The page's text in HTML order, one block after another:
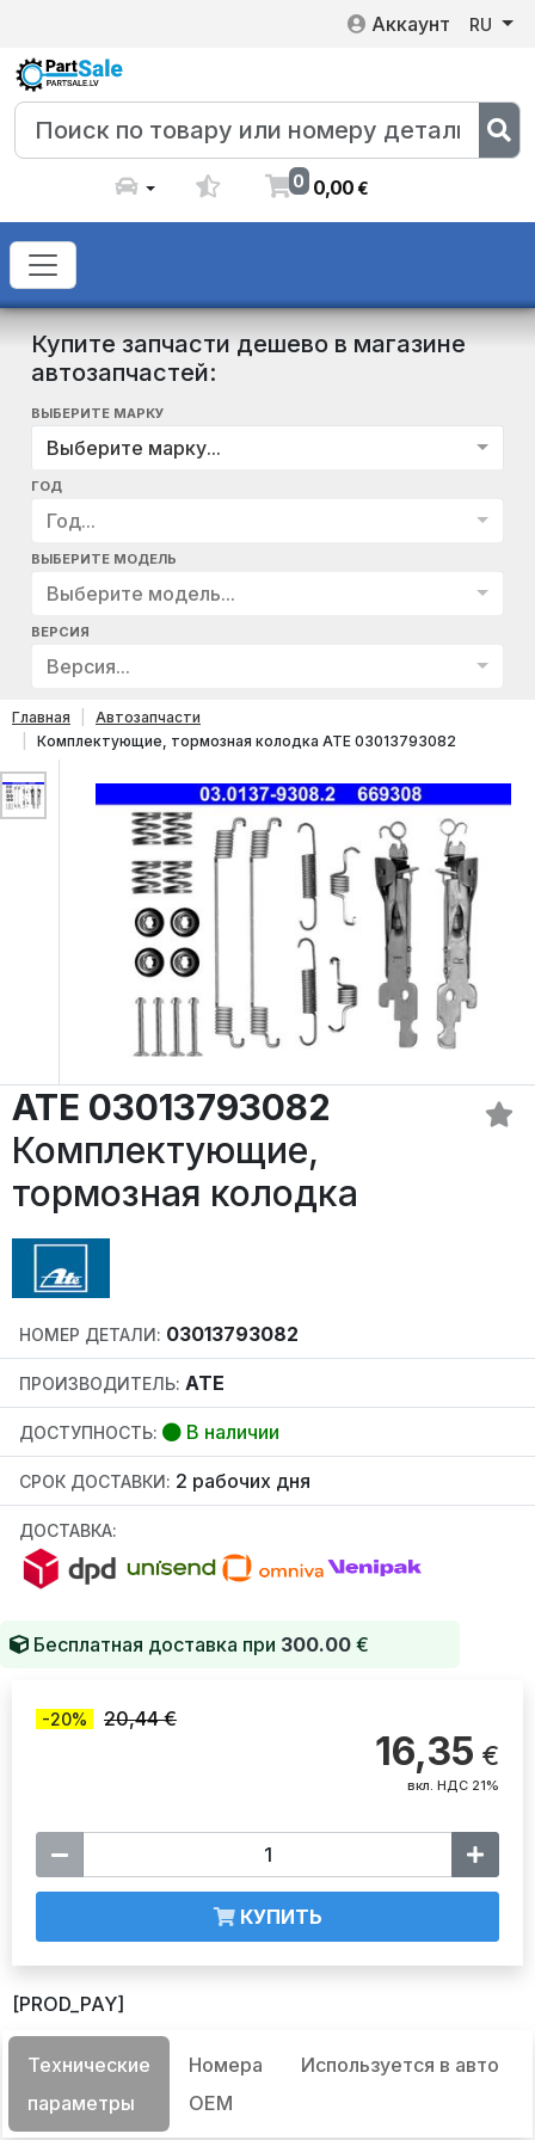
Аккаунт RU
0 0,00€
Купите запчасти дешево в магазине
автозапчастей:
ВЫБЕРИТЕ МАРКУ
Выберите марку...
ГОД
Год...
ВЫБЕРИТЕ МОДЕЛЬ
Выберите модель...
ВЕРСИЯ
Версия...
Главная
Автозапчасти
Комплектующие, тормозная колодка ATE 03013793082
ATE 03013793082
Комплектующие,
тормозная колодка
НОМЕР ДЕТАЛИ: 03013793082
ПРОИЗВОДИТЕЛЬ: ATE
ДОСТУПНОСТЬ: В наличии
СРОК ДОСТАВКИ: 2 рабочих дня
ДОСТАВКА:
Бесплатная доставка при 300.00 €
-20% 20,44 €
16,35 €
вкл. НДС 21%
КУПИТЬ
[PROD_PAY]
Технические
параметры
Номера
OEM
Используется в авто